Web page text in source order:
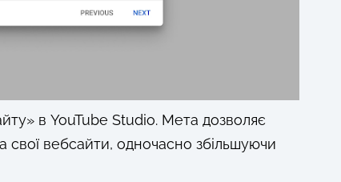
в YouTube Studio. Мета дозволяє
вебсайти, одночасно збільшуючи